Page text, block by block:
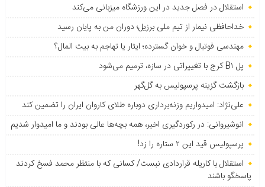
استقلال در فصل جدید در این ورزشگاه میزبانی می‌کند
خداحافظی نیمار از تیم ملی برزیل؛ دوران من به پایان رسید
مهندسی فوتبال و خوان گسترده؛ ایثار یا تهاجم به بیت المال؟
پل B۱ کرج با تغییراتی در سازه، ترمیم می‌شود
بازگشت گزینه پرسپولیس به ‌گل‌گهر
علی‌نژاد: امیدواریم وزنه‌برداری دوباره طلای کاروان ایران را تضمین کند
انوشیروانی: در رکوردگیری اخیر، همه بچه‌ها عالی بودند و ما امیدوار شدیم
پرسپولیس قید این ۲ ستاره را زد!
استقلال با کاریله قراردادی نبست/ کسانی که با منتظر محمد فسخ کردند
پاسخگو باشند